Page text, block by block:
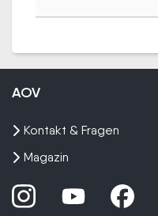
AOV
Kontakt & Fragen
Magazin